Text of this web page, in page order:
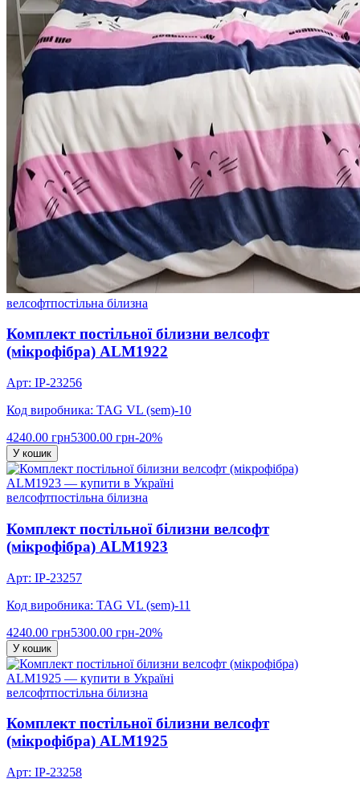
велсофтпостільна білизна
Комплект постільної білизни велсофт
(мікрофібра) ALM1922
Арт: IP-23256
Код виробника: TAG VL (sem)-10
4240.00 грн5300.00 грн-20%
У кошик
велсофтпостільна білизна
Комплект постільної білизни велсофт
(мікрофібра) ALM1923
Арт: IP-23257
Код виробника: TAG VL (sem)-11
4240.00 грн5300.00 грн-20%
У кошик
велсофтпостільна білизна
Комплект постільної білизни велсофт
(мікрофібра) ALM1925
Арт: IP-23258